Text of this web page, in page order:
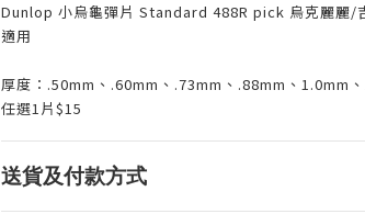
Dunlop 小烏龜彈片 Standard 488R pick 烏克麗麗/
適用
厚度：.50mm、.60mm、.73mm、.88mm、1.0mm
任選1片$15
送貨及付款方式